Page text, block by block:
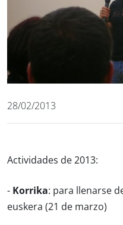
28/02/2013
Actividades de 2013:
- Korrika: para llenarse
euskera (21 de marzo)